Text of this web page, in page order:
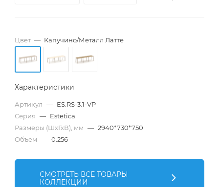
Цвет — Капучино/Металл Латте
Характеристики
Артикул — ES.RS-3.1-VP
Серия — Estetica
Размеры (ШхГхВ), мм — 2940*730*750
Объем — 0.256
СМОТРЕТЬ ВСЕ ТОВАРЫ
КОЛЛЕКЦИИ